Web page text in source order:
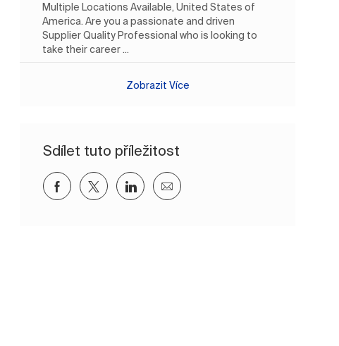
Multiple Locations Available, United States of
America. Are you a passionate and driven
Supplier Quality Professional who is looking to
take their career ...
Zobrazit Více
Sdílet tuto příležitost
Sdílet přes Facebook
Sdílet přes twitter
Sdílet přes LinkedIn
Sdílet e-mailem